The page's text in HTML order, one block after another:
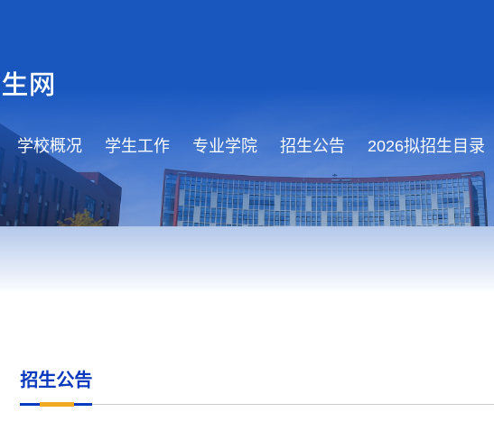
学校概况 学生工作 专业学院 招生公告 2026拟招生目录
招生公告